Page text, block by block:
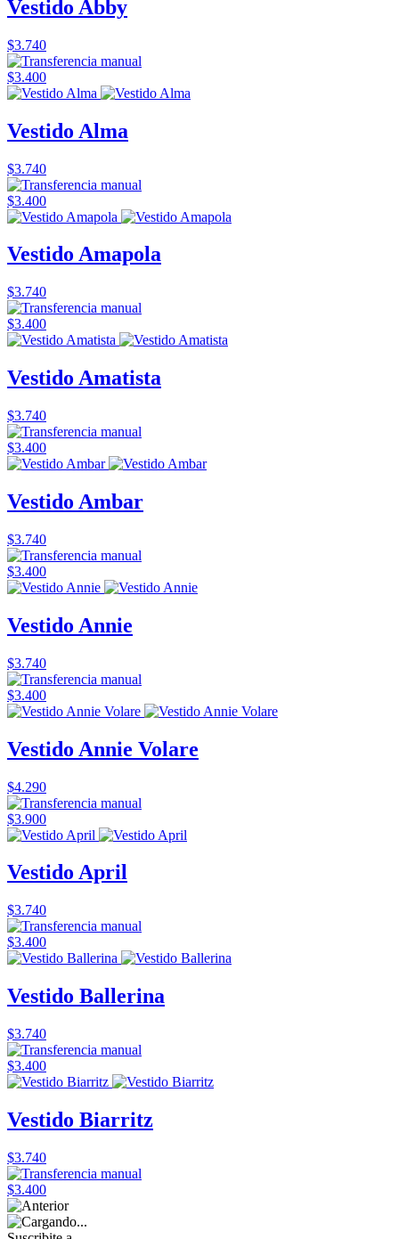
Vestido Abby
$3.740
$3.400
Vestido Alma
$3.740
$3.400
Vestido Amapola
$3.740
$3.400
Vestido Amatista
$3.740
$3.400
Vestido Ambar
$3.740
$3.400
Vestido Annie
$3.740
$3.400
Vestido Annie Volare
$4.290
$3.900
Vestido April
$3.740
$3.400
Vestido Ballerina
$3.740
$3.400
Vestido Biarritz
$3.740
$3.400